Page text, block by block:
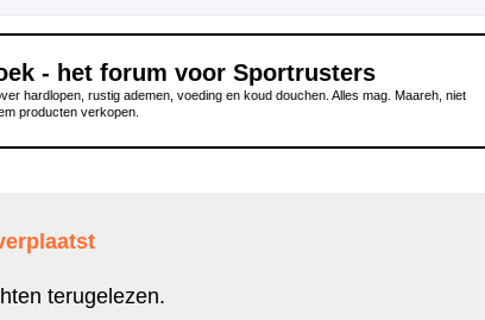
- het forum voor Sportrusters
hardlopen, rustig ademen, voeding en koud douchen. Alles mag. Maareh, niet
producten verkopen.
terugelezen.